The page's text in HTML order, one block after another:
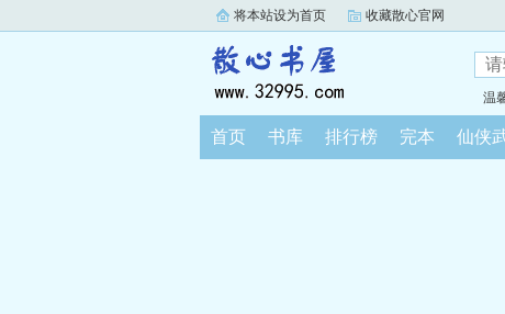
将本站设为首页 收藏散心官网
温
首页 书库 排行榜 完本 仙侠